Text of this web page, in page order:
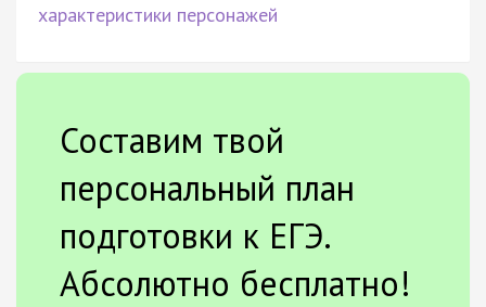
характеристики персонажей
Составим твой
персональный план
подготовки к ЕГЭ.
Абсолютно бесплатно!